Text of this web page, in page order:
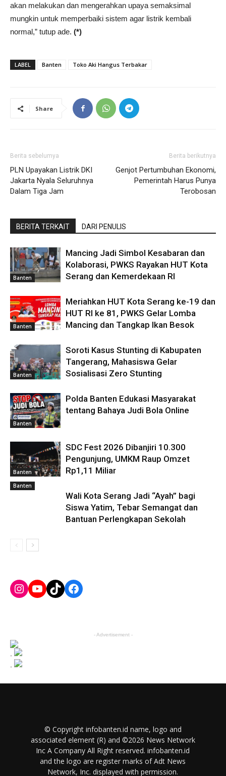
akan melakukan dan mengerahkan upaya semaksimal
mungkin untuk memperbaiki sistem agar listrik kembali
normal,” tutup ade. (*)
LABEL Banten Toko Aki Hangus Terbakar
Share
Berita sebelumya
PLN Upayakan Listrik DKI
Jakarta Nyala Seluruhnya
Dalam Tiga Jam
Berita berikutnya
Genjot Pertumbuhan Ekonomi,
Pemerintah Harus Punya
Terobosan
BERITA TERKAIT DARI PENULIS
Banten
Mancing Jadi Simbol Kesabaran dan
Kolaborasi, PWKS Rayakan HUT Kota
Serang dan Kemerdekaan RI
Banten
Meriahkan HUT Kota Serang ke-19 dan
HUT RI ke 81, PWKS Gelar Lomba
Mancing dan Tangkap Ikan Besok
Banten
Soroti Kasus Stunting di Kabupaten
Tangerang, Mahasiswa Gelar
Sosialisasi Zero Stunting
Banten
Polda Banten Edukasi Masyarakat
tentang Bahaya Judi Bola Online
Banten
SDC Fest 2026 Dibanjiri 10.300
Pengunjung, UMKM Raup Omzet
Rp1,11 Miliar
Banten
Wali Kota Serang Jadi “Ayah” bagi
Siswa Yatim, Tebar Semangat dan
Bantuan Perlengkapan Sekolah
Instagram
YouTube
TikTokFacebook
- Advertisement -
© Copyright infobanten.id name, logo and
associated element (R) and ©2026 News Network
Inc A Company All Right reserved. infobanten.id
and the logo are register marks of Adt News
Network, Inc. displayed with permission.